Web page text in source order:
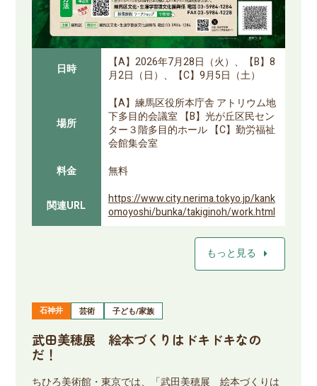
日時
【A】2026年7月28日（火）、【B】8
月2日（日）、【C】9月5日（土）
場所
【A】練馬区役所本庁舎 アトリウム地
下多目的会議室 【B】光が丘区民セン
ター３階多目的ホール 【C】勤労福祉
会館集会室
料金
無料
関連URL
https://www.city.nerima.tokyo.jp/kank
omoyoshi/bunka/takiginoh/work.html
もっと見る arrow_right
石神井 芸術 子ども/家族
武田美穂展 絵本づくりはドキドキなの
だ！
ちひろ美術館・東京では、「武田美穂展 絵本づくりは